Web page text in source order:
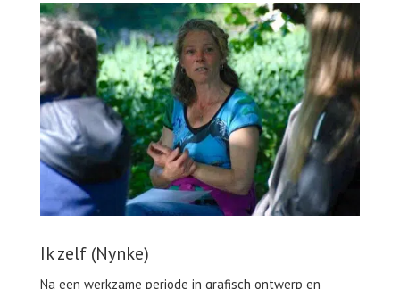
Ik zelf (Nynke)
Na een werkzame periode in grafisch ontwerp en